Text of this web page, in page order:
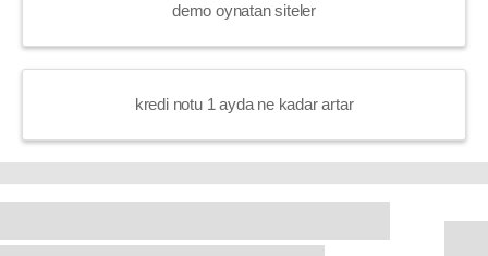
demo oynatan siteler
kredi notu 1 ayda ne kadar artar